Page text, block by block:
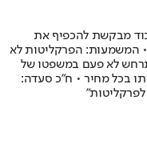
מבקשת להכפיף את
המשמעות: הפרקליטות לא
לא פעם במשפטו של
בכל מחיר • ח"כ סעדה:
לפרקליטות"